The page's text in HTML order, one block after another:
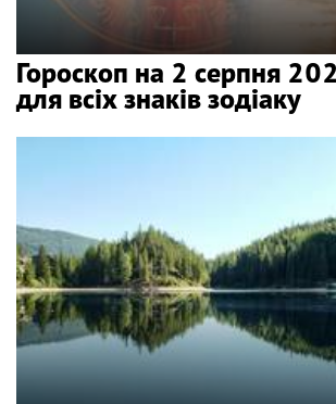
Гороскоп на 2 серпня
для всіх знаків зодіаку